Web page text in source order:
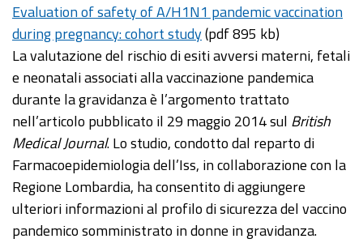
Evaluation of safety of A/H1N1 pandemic vaccination
during pregnancy: cohort study(pdf 895 kb)
La valutazione del rischio di esiti avversi materni, fetali
e neonatali associati alla vaccinazione pandemica
durante la gravidanza è l’argomento trattato
nell’articolo pubblicato il 29 maggio 2014 sul British
Medical Journal. Lo studio, condotto dal reparto di
Farmacoepidemiologia dell’Iss, in collaborazione con la
Regione Lombardia, ha consentito di aggiungere
ulteriori informazioni al profilo di sicurezza del vaccino
pandemico somministrato in donne in gravidanza.